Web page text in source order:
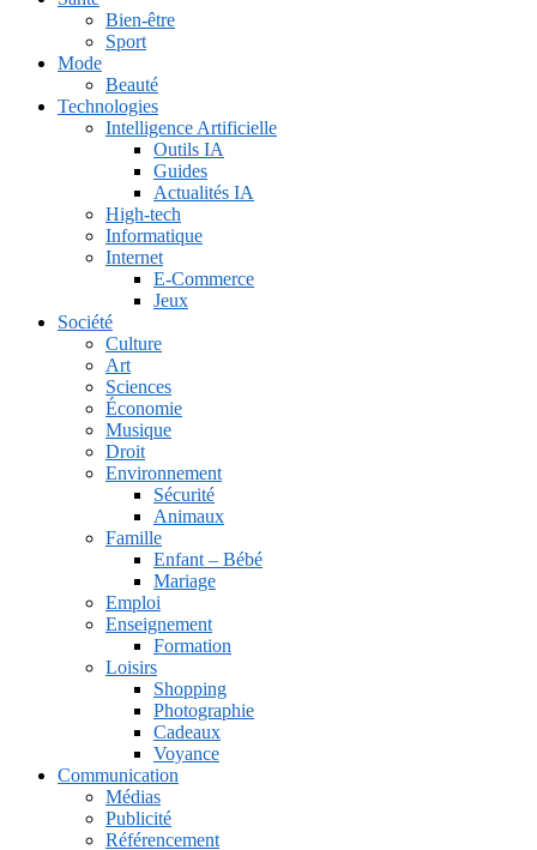
Bien-être
Sport
Mode
Beauté
Technologies
Intelligence Artificielle
Outils IA
Guides
Actualités IA
High-tech
Informatique
Internet
E-Commerce
Jeux
Société
Culture
Art
Sciences
Économie
Musique
Droit
Environnement
Sécurité
Animaux
Famille
Enfant – Bébé
Mariage
Emploi
Enseignement
Formation
Loisirs
Shopping
Photographie
Cadeaux
Voyance
Communication
Médias
Publicité
Référencement